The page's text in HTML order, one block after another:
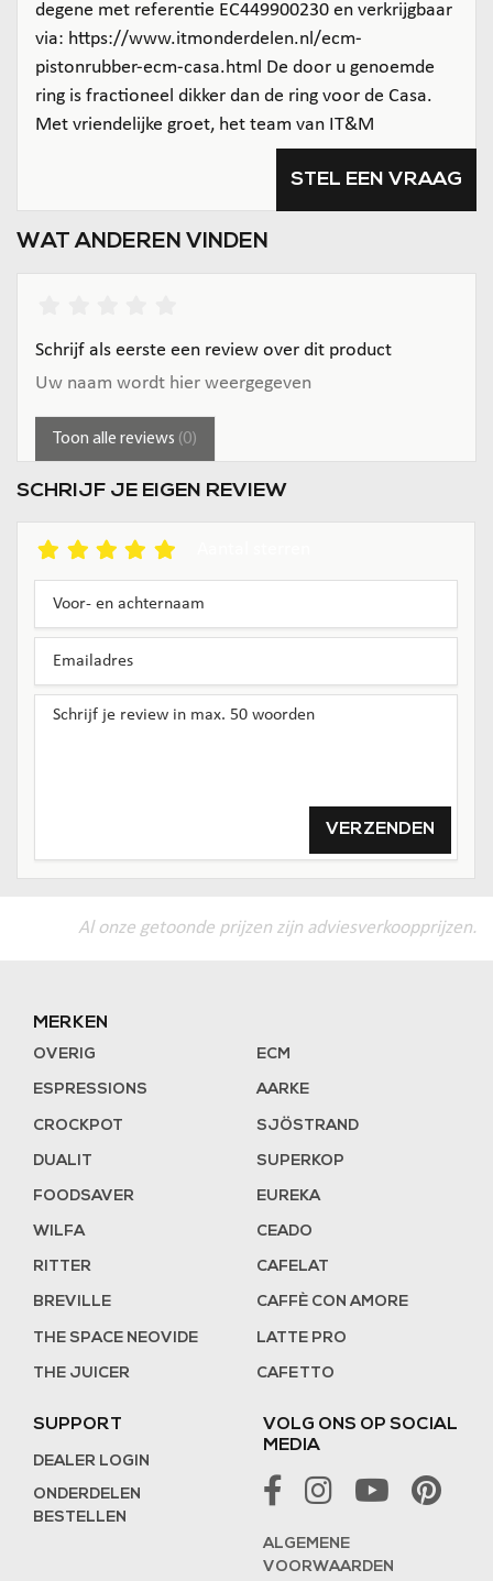
degene met referentie EC449900230 en verkrijgbaar
via: https://www.itmonderdelen.nl/ecm-
pistonrubber-ecm-casa.html De door u genoemde
ring is fractioneel dikker dan de ring voor de Casa.
Met vriendelijke groet, het team van IT&M
STEL EEN VRAAG
WAT ANDEREN VINDEN
Schrijf als eerste een review over dit product
Uw naam wordt hier weergegeven
Toon alle reviews (0)
SCHRIJF JE EIGEN REVIEW
VERZENDEN
Al onze getoonde prijzen zijn adviesverkoopprijzen.
MERKEN
OVERIG
ESPRESSIONS
CROCKPOT
DUALIT
FOODSAVER
WILFA
RITTER
BREVILLE
THE SPACE NEOVIDE
THE JUICER
ECM
AARKE
SJÖSTRAND
SUPERKOP
EUREKA
CEADO
CAFELAT
CAFFÈ CON AMORE
LATTE PRO
CAFETTO
SUPPORT
DEALER LOGIN
ONDERDELEN
BESTELLEN
VOLG ONS OP SOCIAL
MEDIA
ALGEMENE
VOORWAARDEN